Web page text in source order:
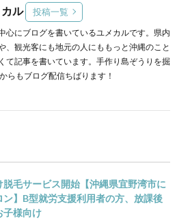
ル 投稿一覧
心にブログを書いているユメカルです。県内
、観光客にも地元の人にももっと沖縄のこと
て記事を書いています。手作り島ぞうりを掘
らもブログ配信ちばります！
脱毛サービス開始【沖縄県宜野湾市に
ン】B型就労支援利用者の方、放課後
子様向け